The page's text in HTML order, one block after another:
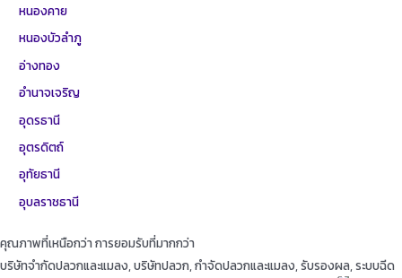
หนองคาย
หนองบัวลำภู
อ่างทอง
อำนาจเจริญ
อุดรธานี
อุตรดิตถ์
อุทัยธานี
อุบลราชธานี
คุณภาพที่เหนือกว่า การยอมรับที่มากกว่า
บริษัทจำกัดปลวกและแมลง, บริษัทปลวก, กำจัดปลวกและแมลง, รับรองผล, ระบบฉีด